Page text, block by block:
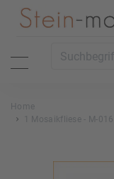
Home
1 Mosaikfliese - M-